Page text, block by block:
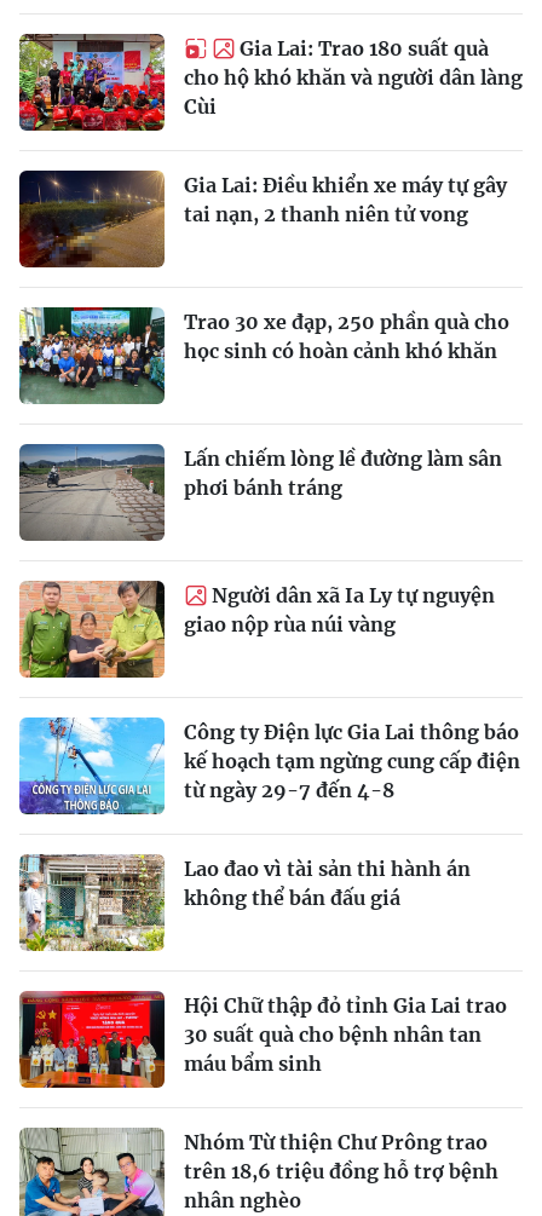
Gia Lai: Trao 180 suất quà
cho hộ khó khăn và người dân làng
Cùi
Gia Lai: Điều khiển xe máy tự gây
tai nạn, 2 thanh niên tử vong
Trao 30 xe đạp, 250 phần quà cho
học sinh có hoàn cảnh khó khăn
Lấn chiếm lòng lề đường làm sân
phơi bánh tráng
Người dân xã Ia Ly tự nguyện
giao nộp rùa núi vàng
Công ty Điện lực Gia Lai thông báo
kế hoạch tạm ngừng cung cấp điện
từ ngày 29-7 đến 4-8
Lao đao vì tài sản thi hành án
không thể bán đấu giá
Hội Chữ thập đỏ tỉnh Gia Lai trao
30 suất quà cho bệnh nhân tan
máu bẩm sinh
Nhóm Từ thiện Chư Prông trao
trên 18,6 triệu đồng hỗ trợ bệnh
nhân nghèo